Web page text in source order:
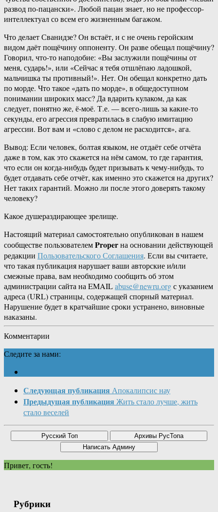
развод по-пацански». Любой пацан знает, но не профессор-
интеллектуал со всем его жизненным багажом.
Что делает Сванидзе? Он встаёт, и с не очень геройским
видом даёт пощёчину оппоненту. Он разве обещал пощёчину?
Говорил, что-то наподобие: «Вы заслужили пощёчины от
меня, сударь!», или «Сейчас я тебя отшлёпаю ладошкой,
мальчишка ты противный!». Нет. Он обещал конкретно дать
по морде. Что такое «дать по морде», в общедоступном
понимании широких масс? Да вдарить кулаком, да как
следует, понятно же, ё-моё. Т.е. — всего-лишь за какие-то
секунды, его агрессия превратилась в слабую имитацию
агрессии. Вот вам и «слово с делом не расходится», ага.
Вывод: Если человек, болтая языком, не отдаёт себе отчёта
даже в том, как это скажется на нём самом, то где гарантия,
что если он когда-нибудь будет призывать к чему-нибудь, то
будет отдавать себе отчёт, как именно это скажется на других?
Нет таких гарантий. Можно ли после этого доверять такому
человеку?
Какое душераздирающее зрелище.
Настоящий материал самостоятельно опубликован в нашем
сообществе пользователемProperна основании действующей
редакции Пользовательского Соглашения. Если вы считаете,
что такая публикация нарушает ваши авторские и/или
смежные права, вам необходимо сообщить об этом
администрации сайта на EMAILabuse@newru.orgс указанием
адреса (URL) страницы, содержащей спорный материал.
Нарушение будет в кратчайшие сроки устранено, виновные
наказаны.
Комментарии
Следите за нами:
Следующая публикация Апокалипсис нау
Предыдущая публикация Жить стало лучше, жить
стало веселей
Привет, гость!
Рубрики